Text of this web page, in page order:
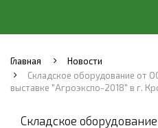
Главная
Новости
Складское оборудование от
выставке "Агроэкспо-2018" в г.
Складское